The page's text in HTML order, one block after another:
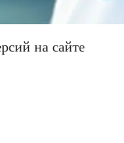
на сайте